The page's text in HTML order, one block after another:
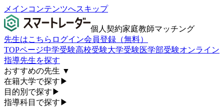
メインコンテンツへスキップ
個人契約家庭教師マッチング
先生はこちら ログイン会員登録（無料）
TOPページ中学受験高校受験大学受験医学部受験オンライン
指導先生を探す
おすすめの先生 ▼
在籍大学で探す ▶
目的別で探す ▶
指導科目で探す ▶